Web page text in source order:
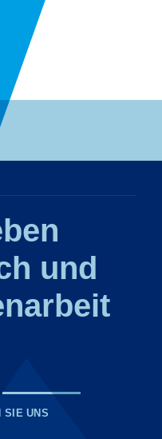
und
SIE UNS